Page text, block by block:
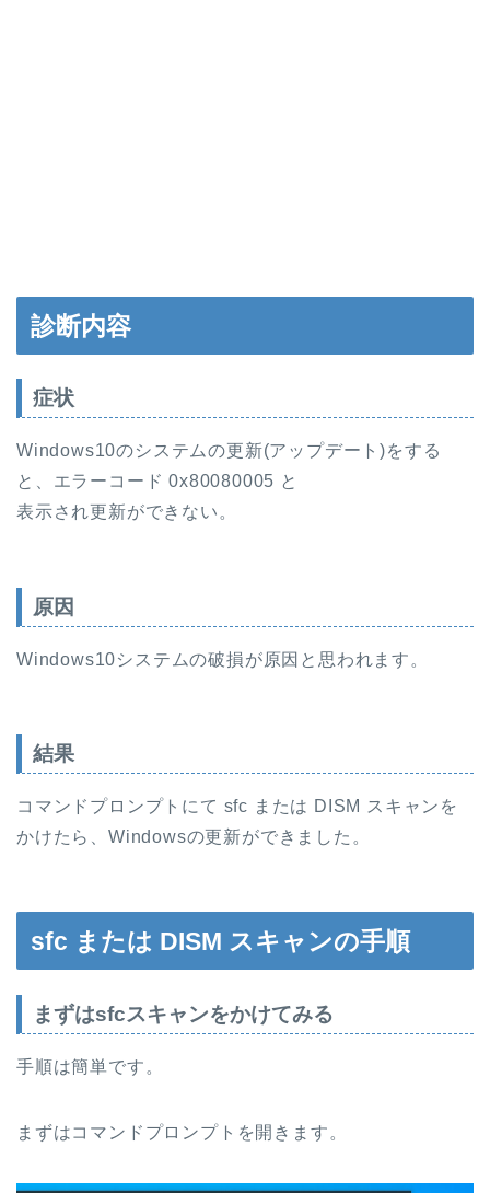
診断内容
症状
Windows10のシステムの更新(アップデート)をする
と、エラーコード 0x80080005 と
表示され更新ができない。
原因
Windows10システムの破損が原因と思われます。
結果
コマンドプロンプトにて sfc または DISM スキャンを
かけたら、Windowsの更新ができました。
sfc または DISM スキャンの手順
まずはsfcスキャンをかけてみる
手順は簡単です。
まずはコマンドプロンプトを開きます。